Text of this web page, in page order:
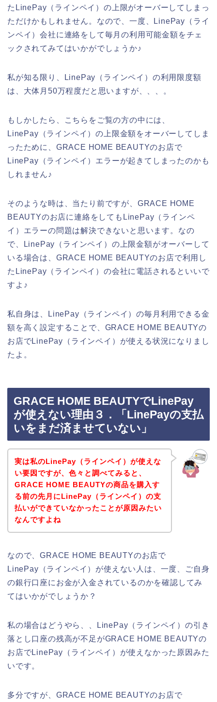
たLinePay（ラインペイ）の上限がオーバーしてしまっ
ただけかもしれません。なので、一度、LinePay（ライ
ンペイ）会社に連絡をして毎月の利用可能金額をチェ
ックされてみてはいかがでしょうか♪
私が知る限り、LinePay（ラインペイ）の利用限度額
は、大体月50万程度だと思いますが、、、。
もしかしたら、こちらをご覧の方の中には、
LinePay（ラインペイ）の上限金額をオーバーしてしま
ったために、GRACE HOME BEAUTYのお店で
LinePay（ラインペイ）エラーが起きてしまったのかも
しれません♪
そのような時は、当たり前ですが、GRACE HOME
BEAUTYのお店に連絡をしてもLinePay（ラインペ
イ）エラーの問題は解決できないと思います。なの
で、LinePay（ラインペイ）の上限金額がオーバーして
いる場合は、GRACE HOME BEAUTYのお店で利用し
たLinePay（ラインペイ）の会社に電話されるといいで
すよ♪
私自身は、LinePay（ラインペイ）の毎月利用できる金
額を高く設定することで、GRACE HOME BEAUTYの
お店でLinePay（ラインペイ）が使える状況になりまし
たよ。
GRACE HOME BEAUTYでLinePay
が使えない理由３．「LinePayの支払
いをまだ済ませていない」
実は私のLinePay（ラインペイ）が使えな
い要因ですが、色々と調べてみると、
GRACE HOME BEAUTYの商品を購入す
る前の先月にLinePay（ラインペイ）の支
払いができていなかったことが原因みたい
なんですよね
なので、GRACE HOME BEAUTYのお店で
LinePay（ラインペイ）が使えない人は、一度、ご自身
の銀行口座にお金が入金されているのかを確認してみ
てはいかがでしょうか？
私の場合はどうやら、、LinePay（ラインペイ）の引き
落とし口座の残高が不足がGRACE HOME BEAUTYの
お店でLinePay（ラインペイ）が使えなかった原因みた
いです。
多分ですが、GRACE HOME BEAUTYのお店で